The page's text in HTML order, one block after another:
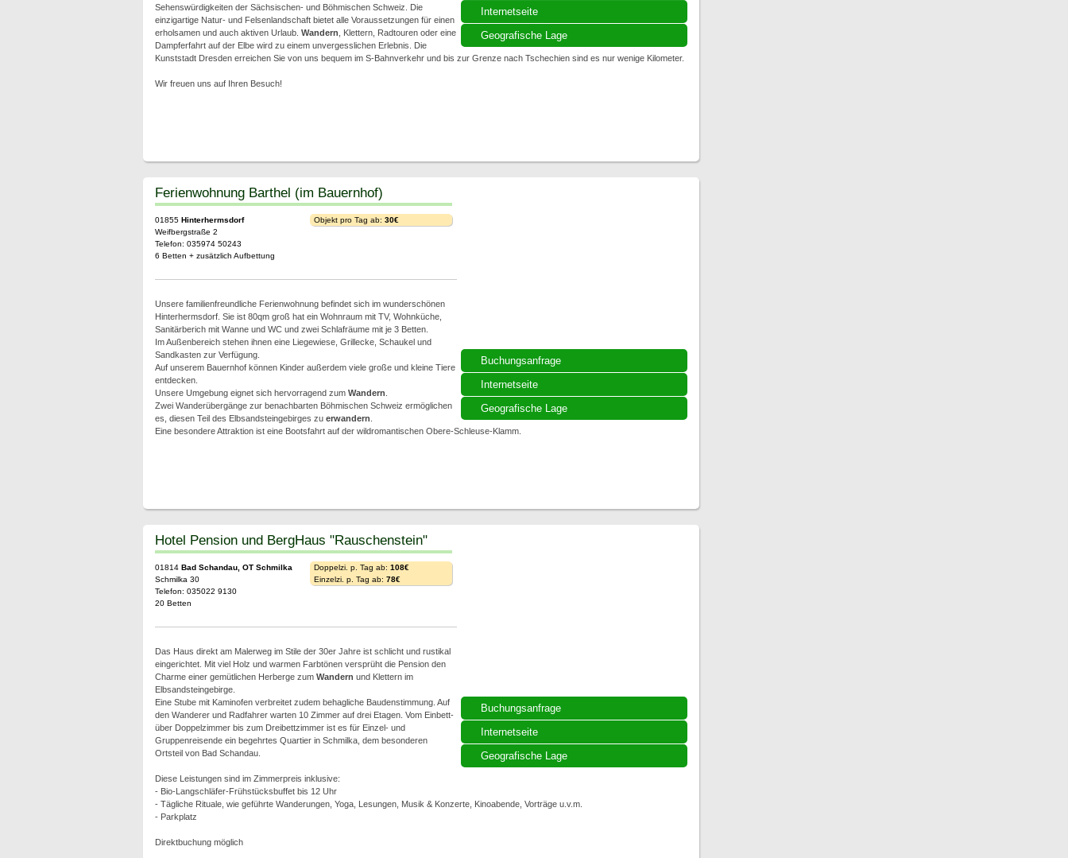
Internetseite
Geografische Lage
Sehenswürdigkeiten der Sächsischen- und Böhmischen Schweiz. Die
einzigartige Natur- und Felsenlandschaft bietet alle Voraussetzungen für einen
erholsamen und auch aktiven Urlaub. Wandern , Klettern, Radtouren oder eine
Dampferfahrt auf der Elbe wird zu einem unvergesslichen Erlebnis. Die
Kunststadt Dresden erreichen Sie von uns bequem im S-Bahnverkehr und bis zur Grenze nach Tschechien sind es nur wenige Kilometer.
Wir freuen uns auf Ihren Besuch!
Buchungsanfrage
Internetseite
Geografische Lage
Ferienwohnung Barthel (im Bauernhof)
01855 Hinterhermsdorf
Weifbergstraße 2
Telefon: 035974 50243
6 Betten + zusätzlich Aufbettung
Objekt pro Tag ab: 30€
Unsere familienfreundliche Ferienwohnung befindet sich im wunderschönen
Hinterhermsdorf. Sie ist 80qm groß hat ein Wohnraum mit TV, Wohnküche,
Sanitärberich mit Wanne und WC und zwei Schlafräume mit je 3 Betten.
Im Außenbereich stehen ihnen eine Liegewiese, Grillecke, Schaukel und
Sandkasten zur Verfügung.
Auf unserem Bauernhof können Kinder außerdem viele große und kleine Tiere
entdecken.
Unsere Umgebung eignet sich hervorragend zum Wandern
Zwei Wanderübergänge zur benachbarten Böhmischen Schweiz ermöglichen
es, diesen Teil des Elbsandsteingebirges zu erwandern
Eine besondere Attraktion ist eine Bootsfahrt auf der wildromantischen Obere-Schleuse-Klamm.
Buchungsanfrage
Internetseite
Geografische Lage
Hotel Pension und BergHaus "Rauschenstein"
01814 Bad Schandau, OT Schmilka
Schmilka 30
Telefon: 035022 9130
20 Betten
Doppelzi. p. Tag ab: 108€
Einzelzi. p. Tag ab: 78€
Das Haus direkt am Malerweg im Stile der 30er Jahre ist schlicht und rustikal
eingerichtet. Mit viel Holz und warmen Farbtönen versprüht die Pension den
Charme einer gemütlichen Herberge zum Wandern und Klettern im
Elbsandsteingebirge.
Eine Stube mit Kaminofen verbreitet zudem behagliche Baudenstimmung. Auf
den Wanderer und Radfahrer warten 10 Zimmer auf drei Etagen. Vom Einbett-
über Doppelzimmer bis zum Dreibettzimmer ist es für Einzel- und
Gruppenreisende ein begehrtes Quartier in Schmilka, dem besonderen
Ortsteil von Bad Schandau.
Diese Leistungen sind im Zimmerpreis inklusive:
- Bio-Langschläfer-Frühstücksbuffet bis 12 Uhr
- Tägliche Rituale, wie geführte Wanderungen, Yoga, Lesungen, Musik & Konzerte, Kinoabende, Vorträge u.v.m.
- Parkplatz
Direktbuchung möglich